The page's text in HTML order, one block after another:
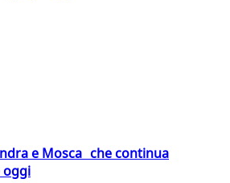
e Mosca che continua
oggi